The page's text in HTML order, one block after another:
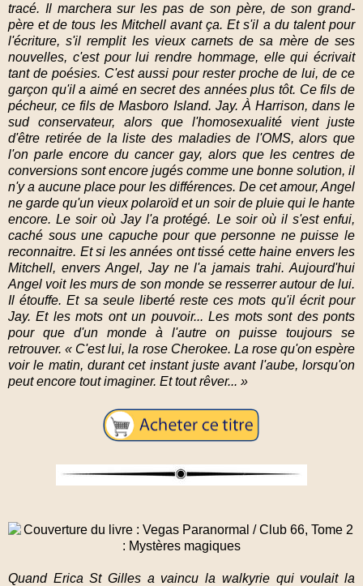
tracé. Il marchera sur les pas de son père, de son grand-
père et de tous les Mitchell avant ça. Et s'il a du talent pour
l'écriture, s'il remplit les vieux carnets de sa mère de ses
nouvelles, c'est pour lui rendre hommage, elle qui écrivait
tant de poésies. C'est aussi pour rester proche de lui, de ce
garçon qu'il a aimé en secret des années plus tôt. Ce fils de
pécheur, ce fils de Masboro Island. Jay. À Harrison, dans le
sud conservateur, alors que l'homosexualité vient juste
d'être retirée de la liste des maladies de l'OMS, alors que
l'on parle encore du cancer gay, alors que les centres de
conversions sont encore jugés comme une bonne solution, il
n'y a aucune place pour les différences. De cet amour, Angel
ne garde qu'un vieux polaroïd et un soir de pluie qui le hante
encore. Le soir où Jay l'a protégé. Le soir où il s'est enfui,
caché sous une capuche pour que personne ne puisse le
reconnaitre. Et si les années ont tissé cette haine envers les
Mitchell, envers Angel, Jay ne l'a jamais trahi. Aujourd'hui
Angel voit les murs de son monde se resserrer autour de lui.
Il étouffe. Et sa seule liberté reste ces mots qu'il écrit pour
Jay. Et les mots ont un pouvoir... Les mots sont des ponts
pour que d'un monde à l'autre on puisse toujours se
retrouver. « C'est lui, la rose Cherokee. La rose qu'on espère
voir le matin, durant cet instant juste avant l'aube, lorsqu'on
peut encore tout imaginer. Et tout rêver... »
Quand Erica St Gilles a vaincu la walkyrie qui voulait la